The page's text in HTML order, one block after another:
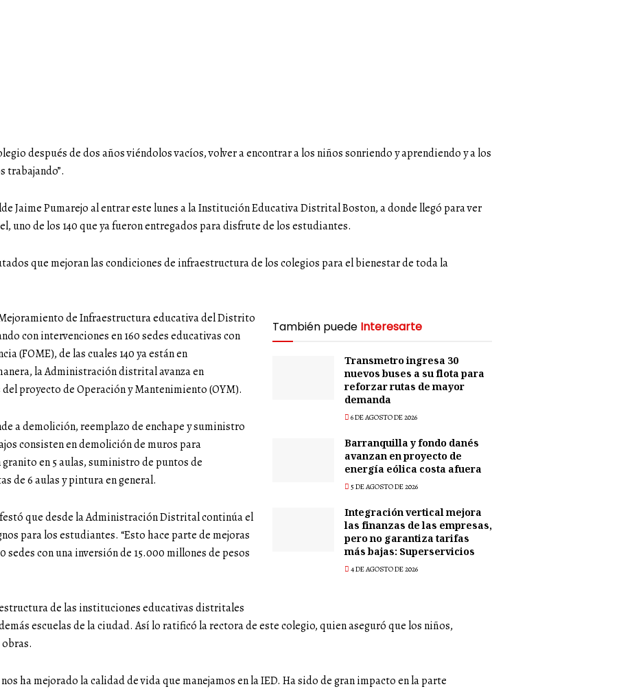
después de dos años viéndolos vacíos, volver a encontrar a los niños sonriendo y aprendiendo y a los
trabajando”.
Jaime Pumarejo al entrar este lunes a la Institución Educativa Distrital Boston, a donde llegó para ver
uno de los 140 que ya fueron entregados para disfrute de los estudiantes.
que mejoran las condiciones de infraestructura de los colegios para el bienestar de toda la
También puede Interesarte
Transmetro ingresa 30
nuevos buses a su flota para
reforzar rutas de mayor
demanda
6 DE AGOSTO DE 2026
Barranquilla y fondo danés
avanzan en proyecto de
energía eólica costa afuera
5 DE AGOSTO DE 2026
Integración vertical mejora
las finanzas de las empresas,
pero no garantiza tarifas
más bajas: Superservicios
4 DE AGOSTO DE 2026
de Infraestructura educativa del Distrito
con intervenciones en 160 sedes educativas con
(FOME), de las cuales 140 ya están en
la Administración distrital avanza en
del proyecto de Operación y Mantenimiento (OYM).
a demolición, reemplazo de enchape y suministro
consisten en demolición de muros para
en 5 aulas, suministro de puntos de
de 6 aulas y pintura en general.
que desde la Administración Distrital continúa el
para los estudiantes. “Esto hace parte de mejoras
con una inversión de 15.000 millones de pesos
de las instituciones educativas distritales
escuelas de la ciudad. Así lo ratificó la rectora de este colegio, quien aseguró que los niños,
ha mejorado la calidad de vida que manejamos en la IED. Ha sido de gran impacto en la parte